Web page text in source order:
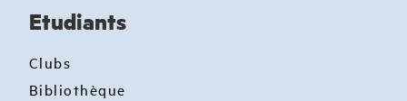
Etudiants
Clubs
Bibliothèque